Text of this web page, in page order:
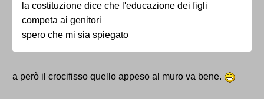
la costituzione dice che l'educazione dei figli
competa ai genitori
spero che mi sia spiegato
a però il crocifisso quello appeso al muro va bene.